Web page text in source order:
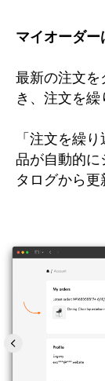
マイオーダー
最新の注文を
き、注文を繰
「注文を繰
品が自動的
タログから更